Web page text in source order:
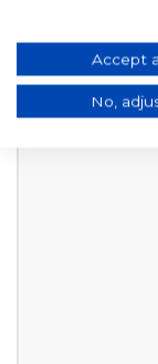
SILLA UPPLAND
Accept
No,